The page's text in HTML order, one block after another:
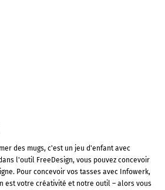
des mugs, c'est un jeu d'enfant avec
l'outil FreeDesign, vous pouvez concevoir
Pour concevoir vos tasses avec Infowerk,
est votre créativité et notre outil – alors vous